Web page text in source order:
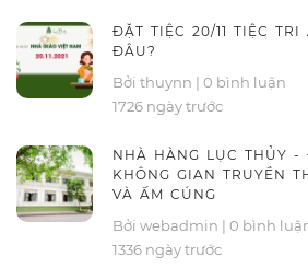
ĐẶT TIỆC 20/11 TIỆC
ĐÂU?
Bởi thuynn | 0 bình luận
1726 ngày trước
NHÀ HÀNG LỤC THỦY
KHÔNG GIAN TRUYỀN
VÀ ẤM CÚNG
Bởi webadmin | 0 bình
1336 ngày trước